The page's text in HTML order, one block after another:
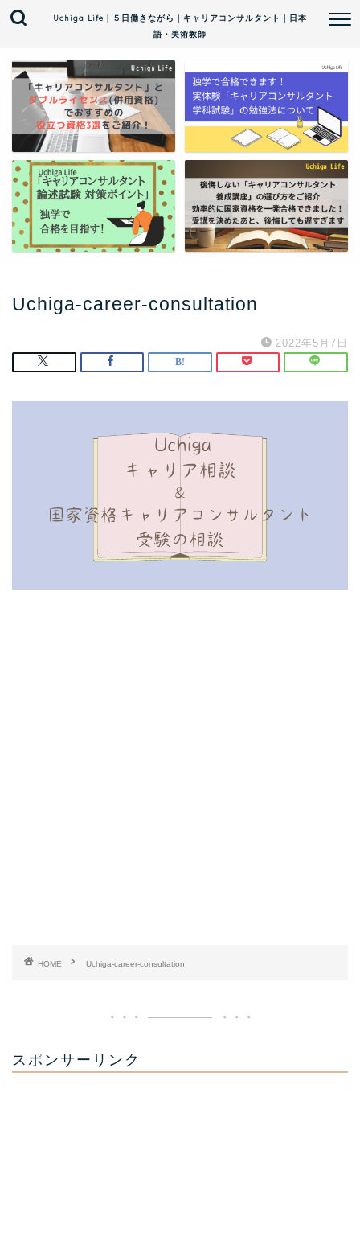
Uchiga Life｜５日働きながら｜キャリアコンサルタント｜日本
語・美術教師
Uchiga-career-consultation
2022年5月7日
HOME Uchiga-career-consultation
スポンサーリンク